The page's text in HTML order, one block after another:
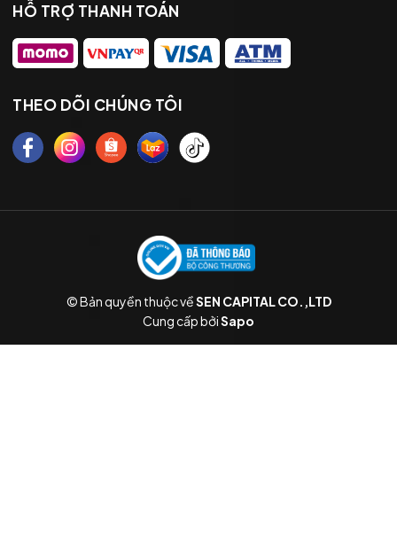
HỖ TRỢ THANH TOÁN
THEO DÕI CHÚNG TÔI
© Bản quyền thuộc vềSEN CAPITAL CO.,LTD
Cung cấp bởiSapo